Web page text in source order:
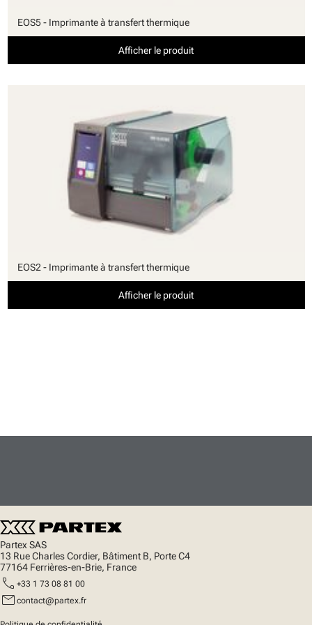
EOS5 - Imprimante à transfert thermique
Afficher le produit
EOS2 - Imprimante à transfert thermique
Afficher le produit
Partex SAS
13 Rue Charles Cordier, Bâtiment B, Porte C4
77164 Ferrières-en-Brie, France
call +33 1 73 08 81 00
mail contact@partex.fr